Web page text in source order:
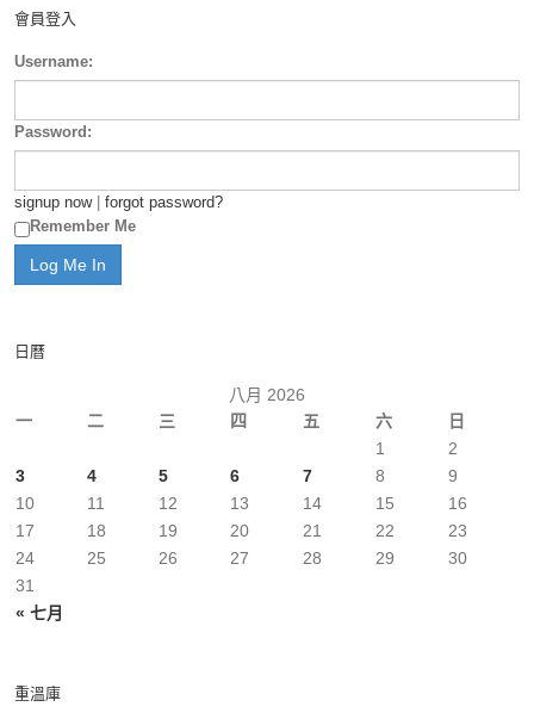
會員登入
Username:
Password:
signup now| forgot password?
Remember Me
日曆
八月 2026
一
二 三 四 五 六 日
« 七月
1
2
3
4 5 6 7 8
9
10
11 12 13 14 15
16
17
18 19 20 21 22
23
24
25 26 27 28 29
30
31
重溫庫